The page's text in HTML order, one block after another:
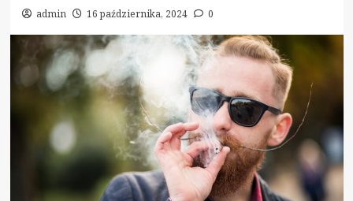
admin 16 października, 2024 0